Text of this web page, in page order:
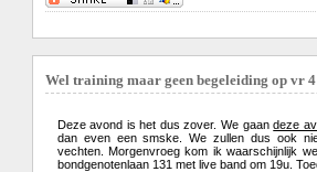
Wel training maar geen begeleiding op vr
Deze avond is het dus zover. We gaandeze
dan even een smske. We zullen dus ook
vechten. Morgenvroeg kom ik waarschijnlijk
bondgenotenlaan 131 met live band om 19u.